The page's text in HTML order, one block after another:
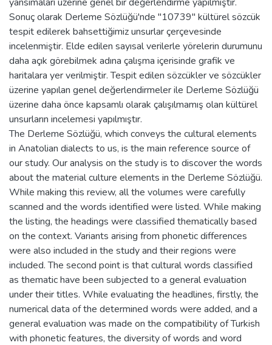
Sonuç olarak Derleme Sözlüğü'nde "10739" kültürel sözcük
tespit edilerek bahsettiğimiz unsurlar çerçevesinde
incelenmiştir. Elde edilen sayısal verilerle yörelerin durumunu
daha açık görebilmek adına çalışma içerisinde grafik ve
haritalara yer verilmiştir. Tespit edilen sözcükler ve sözcükler
üzerine yapılan genel değerlendirmeler ile Derleme Sözlüğü
üzerine daha önce kapsamlı olarak çalışılmamış olan kültürel
unsurların incelemesi yapılmıştır.
The Derleme Sözlüğü, which conveys the cultural elements
in Anatolian dialects to us, is the main reference source of
our study. Our analysis on the study is to discover the words
about the material culture elements in the Derleme Sözlüğü.
While making this review, all the volumes were carefully
scanned and the words identified were listed. While making
the listing, the headings were classified thematically based
on the context. Variants arising from phonetic differences
were also included in the study and their regions were
included. The second point is that cultural words classified
as thematic have been subjected to a general evaluation
under their titles. While evaluating the headlines, firstly, the
numerical data of the determined words were added, and a
general evaluation was made on the compatibility of Turkish
with phonetic features, the diversity of words and word